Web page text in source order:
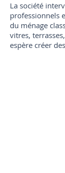
La société
professionnels
du ménage
vitres,
espère créer